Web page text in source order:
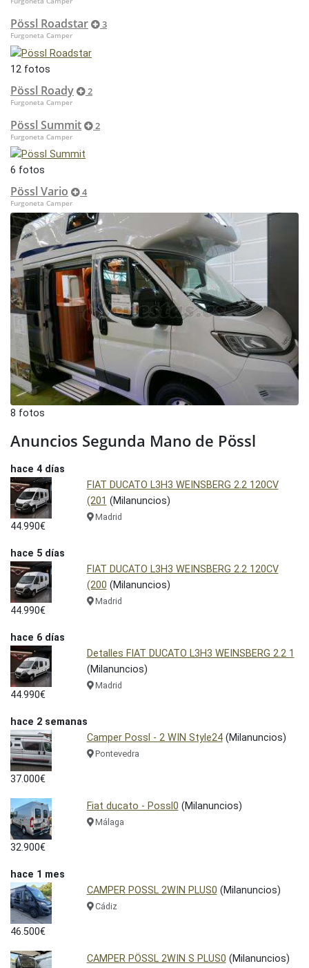
Pössl Roadstar 3
Furgoneta Camper
12 fotos
Pössl Roady 2
Furgoneta Camper
Pössl Summit 2
Furgoneta Camper
6 fotos
Pössl Vario 4
Furgoneta Camper
8 fotos
Anuncios Segunda Mano de Pössl
hace 4 días
44.990€
FIAT DUCATO L3H3 WEINSBERG 2.2 120CV
(201 (Milanuncios)
Madrid
hace 5 días
44.990€
FIAT DUCATO L3H3 WEINSBERG 2.2 120CV
(200 (Milanuncios)
Madrid
hace 6 días
44.990€
Detalles FIAT DUCATO L3H3 WEINSBERG 2.2 1
(Milanuncios)
Madrid
hace 2 semanas
37.000€
Camper Possl - 2 WIN Style24(Milanuncios)
Pontevedra
32.900€
Fiat ducato - Possl0 (Milanuncios)
Málaga
hace 1 mes
46.500€
CAMPER POSSL 2WIN PLUS0 (Milanuncios)
Cádiz
CAMPER PÖSSL 2WIN S PLUS0 (Milanuncios)